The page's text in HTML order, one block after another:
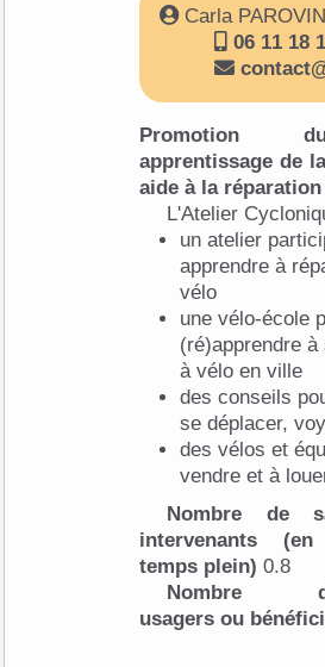
Carla
06 11 18
Promotion
apprentissage de
aide à la
L'Atelier
un atelier
apprendre à
vélo
une vélo-école
(ré)apprendre
à vélo en ville
des conseils
se déplacer,
des vélos et
vendre et à
Nombre de
intervenants (en
temps plein) 0.8
Nombre
usagers ou